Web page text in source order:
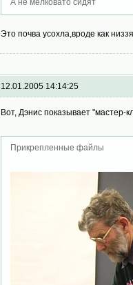
А не мелковато сидят
Это почва усохла,вроде как
12.01.2005 14:14:25
Вот, Дэнис показывает "мастер-
Прикрепленные файлы